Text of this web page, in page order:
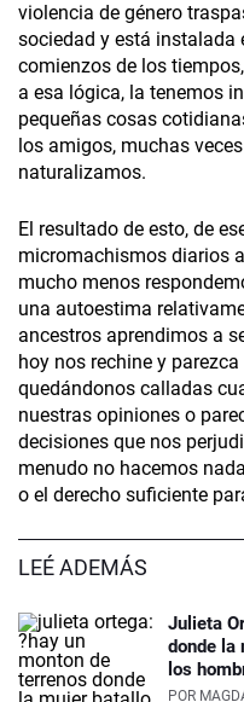
violencia de género
sociedad y está instalada
comienzos de los
a esa lógica, la tenemos
pequeñas cosas
los amigos, muchas
naturalizamos.
El resultado de esto, de
micromachismos diarios
mucho menos
una autoestima
ancestros aprendimos a
hoy nos rechine y
quedándonos calladas
nuestras opiniones o
decisiones que nos
menudo no hacemos
o el derecho suficiente
LEÉ ADEMÁS
Julieta
donde la
los
POR